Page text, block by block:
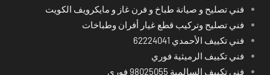
فني تصليح و صيانة طباخ و فرن غاز و مايكرويف الكويت
فني تصليح وتركيب قطع غيار أفران وطباخات
فني تكييف الأحمدي 62224041
فني تكييف الرميثية فوري
فني تكييف السالمية 98025055 فوري